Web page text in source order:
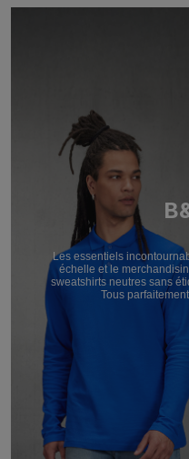
Les essentiels
échelle et le
sweatshirts neutres sans
Tous